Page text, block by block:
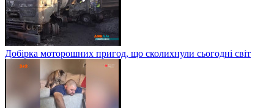
Добірка моторошних пригод, що сколихнули сьогодні світ